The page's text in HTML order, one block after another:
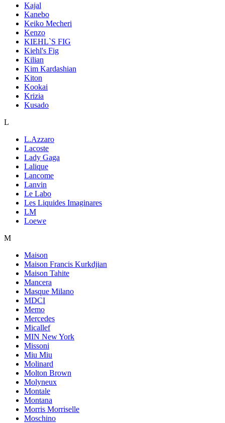
Kajal
Kanebo
Keiko Mecheri
Kenzo
KIEHL`S FIG
Kiehl's Fig
Kilian
Kim Kardashian
Kiton
Kookai
Krizia
Kusado
L
L.Azzaro
Lacoste
Lady Gaga
Lalique
Lancome
Lanvin
Le Labo
Les Liquides Imaginares
LM
Loewe
M
Maison
Maison Francis Kurkdjian
Maison Tahite
Mancera
Masque Milano
MDCI
Memo
Mercedes
Micallef
MIN New York
Missoni
Miu Miu
Molinard
Molton Brown
Molyneux
Montale
Montana
Morris Morriselle
Moschino